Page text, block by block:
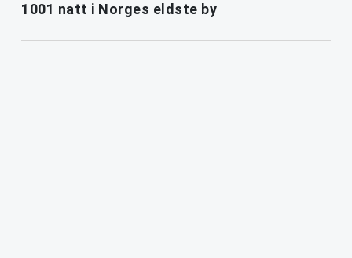
1001 natt i Norges eldste by